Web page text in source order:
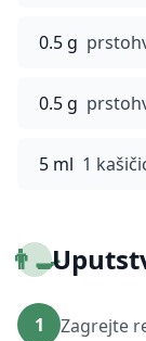
0.5 g
0.5 g
5 ml 1
👨‍🍳
1
Zagrejte